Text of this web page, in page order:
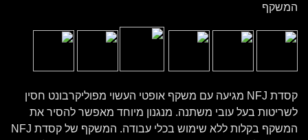
המשקף
קסדת NFJ מגיעה עם משקף אופטי העשוי מפוליקרבונט חסין
לשריטות בעל עובי משתנה. מנגנון מיוחד מאפשר להסיר את
המשקף בקלות ללא שימוש בכלי עבודה. המשקף של קסדת NFJ